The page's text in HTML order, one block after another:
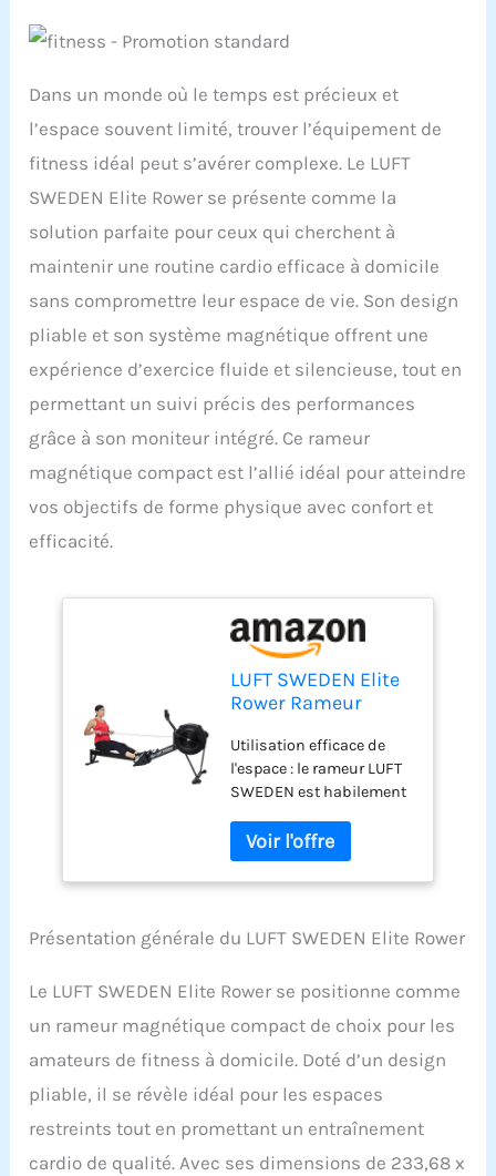
Dans un monde où le temps est précieux et
l’espace souvent limité, trouver l’équipement de
fitness idéal peut s’avérer complexe. Le LUFT
SWEDEN Elite Rower se présente comme la
solution parfaite pour ceux qui cherchent à
maintenir une routine cardio efficace à domicile
sans compromettre leur espace de vie. Son design
pliable et son système magnétique offrent une
expérience d’exercice fluide et silencieuse, tout en
permettant un suivi précis des performances
grâce à son moniteur intégré. Ce rameur
magnétique compact est l’allié idéal pour atteindre
vos objectifs de forme physique avec confort et
efficacité.
LUFT SWEDEN Elite
Rower Rameur
Compact avec
Design Pliable pour
Le Fitness à
Domicile,
équipement
d'exercice Cardio
intérieur Lisse et
Moniteur de
Utilisation efficace de
l'espace : le rameur LUFT
SWEDEN est habilement
domestique, avec une
construction pliable qui
le rend idéal pour les
assurant un
occuper de précieuses
superficies carrées.
Entraînement cardio
avancé : faites
l'expérience de l'exercice
cardio en intérieur ultime
avec le rameur Luft
Sweden, équipé d'un
Présentation générale du LUFT SWEDEN Elite Rower
Le LUFT SWEDEN Elite Rower se positionne comme
un rameur magnétique compact de choix pour les
amateurs de fitness à domicile. Doté d’un design
pliable, il se révèle idéal pour les espaces
restreints tout en promettant un entraînement
cardio de qualité. Avec ses dimensions de 233,68 x